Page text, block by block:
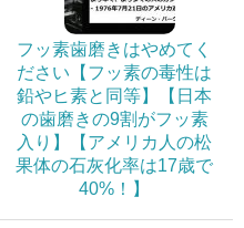
フッ素歯磨きはやめてく
ださい【フッ素の毒性は
鉛やヒ素と同等】【日本
の歯磨きの9割がフッ素
入り】【アメリカ人の松
果体の石灰化率は17歳で
40%！】